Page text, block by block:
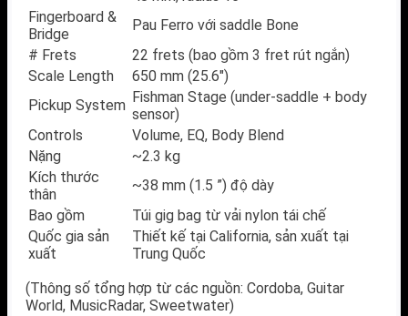
Fingerboard &
Bridge
Pau Ferro với saddle Bone
# Frets
22 frets (bao gồm 3 fret rút ngắn)
Scale Length
650 mm (25.6″)
Pickup System Fishman Stage (under-saddle + body
sensor)
Controls
Volume, EQ, Body Blend
Nặng
~2.3 kg
Kích thước
thân
~38 mm (1.5 ”) độ dày
Bao gồm
Túi gig bag từ vải nylon tái chế
Quốc gia sản
xuất
Thiết kế tại California, sản xuất tại
Trung Quốc
(Thông số tổng hợp từ các nguồn: Cordoba, Guitar
World, MusicRadar, Sweetwater)